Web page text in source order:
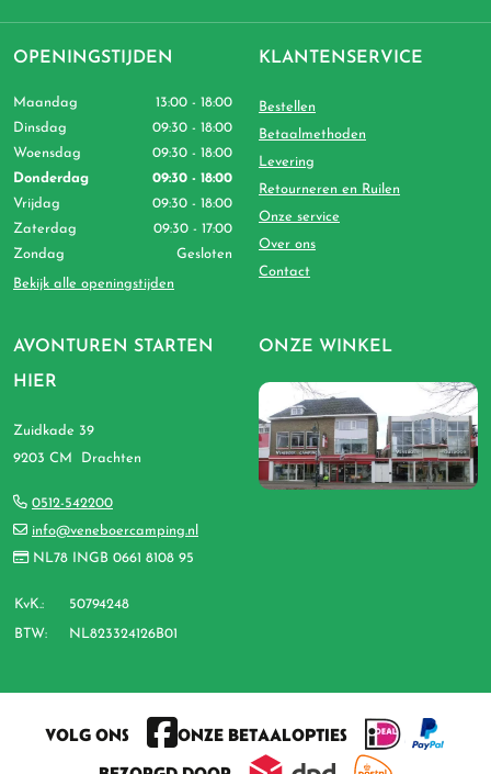
AVONTUREN STARTEN
HIER
Zuidkade 39
9203 CM Drachten
0512-542200
info@veneboercamping.nl
NL78 INGB 0661 8108 95
KvK.: 50794248
BTW: NL823324126B01
OPENINGSTIJDEN
Maandag
13:00 - 18:00
Dinsdag
09:30 - 18:00
Woensdag
09:30 - 18:00
Donderdag
09:30 - 18:00
Vrijdag
09:30 - 18:00
Zaterdag
09:30 - 17:00
Zondag
Gesloten
Bekijk alle openingstijden
KLANTENSERVICE
Bestellen
Betaalmethoden
Levering
Retourneren en Ruilen
Onze service
Over ons
Contact
ONZE WINKEL
VOLG ONS
ONZE BETAALOPTIES